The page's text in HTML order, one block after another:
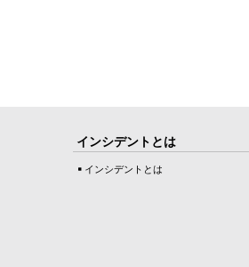
インシデントとは
インシデントとは